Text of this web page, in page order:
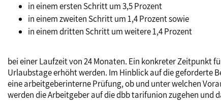
in einem ersten Schritt um 3,5 Prozent
in einem zweiten Schritt um 1,4 Prozent sowie
in einem dritten Schritt um weitere 1,4 Prozent
bei einer Laufzeit von 24 Monaten. Ein konkreter Zeitpunkt
Urlaubstage erhöht werden. Im Hinblick auf die geforderte
eine arbeitgeberinterne Prüfung, ob und unter welchen
werden die Arbeitgeber auf die dbb tarifunion zugehen und